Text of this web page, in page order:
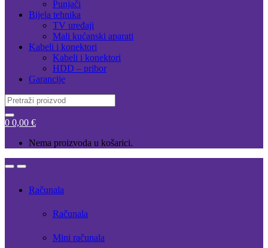
Punjači
Bijela tehnika
TV uređaji
Mali kućanski aparati
Kabeli i konektori
Kabeli i konektori
HDD – pribor
Garancije
Search
for:
0 0,00 €
Nema proizvoda u košarici.
OpenClose
Računala
Računala
Mini računala